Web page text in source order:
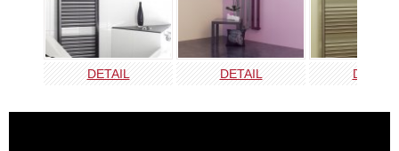
DETAIL DETAIL DETAIL